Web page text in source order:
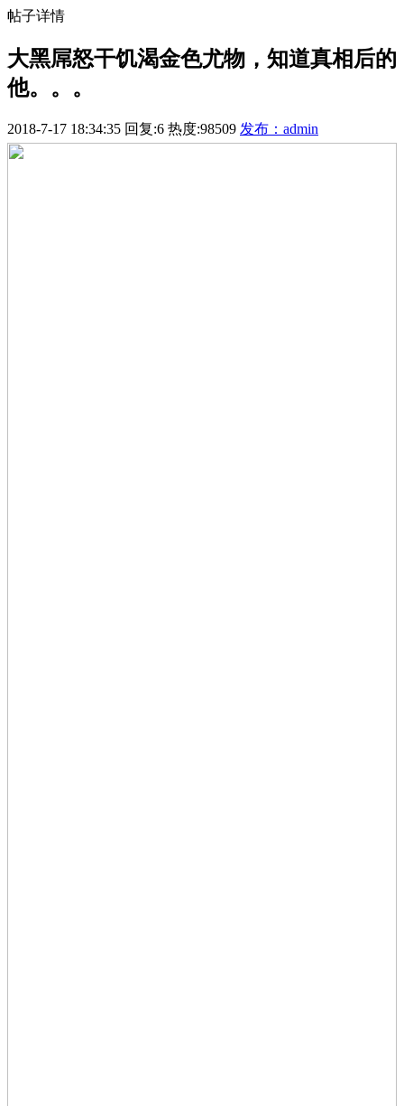
帖子详情
大黑屌怒干饥渴金色尤物，知道真相后的
他。。。
2018-7-17 18:34:35 回复:6 热度:98509 发布：admin